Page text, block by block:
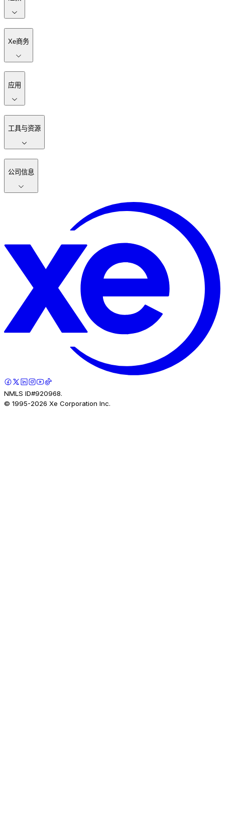
Xe商务
应用
工具与资源
公司信息
NMLS ID#920968.
© 1995-2026 Xe Corporation Inc.